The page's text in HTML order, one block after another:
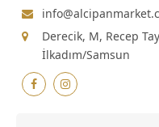
Derecik, M, Recep
İlkadım/Samsun